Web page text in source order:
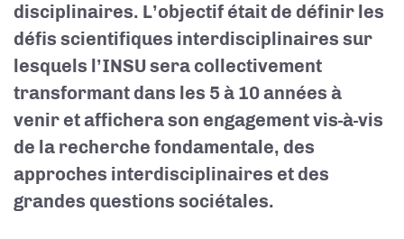
disciplinaires. L’objectif était de définir les
défis scientifiques interdisciplinaires sur
lesquels l’INSU sera collectivement
transformant dans les 5 à 10 années à
venir et affichera son engagement vis-à-vis
de la recherche fondamentale, des
approches interdisciplinaires et des
grandes questions sociétales.